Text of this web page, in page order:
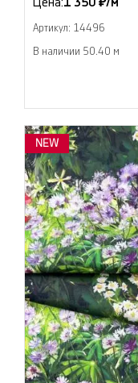
Цена:1 350 ₽/м
Артикул: 14496
В наличии 50.40 м
NEW